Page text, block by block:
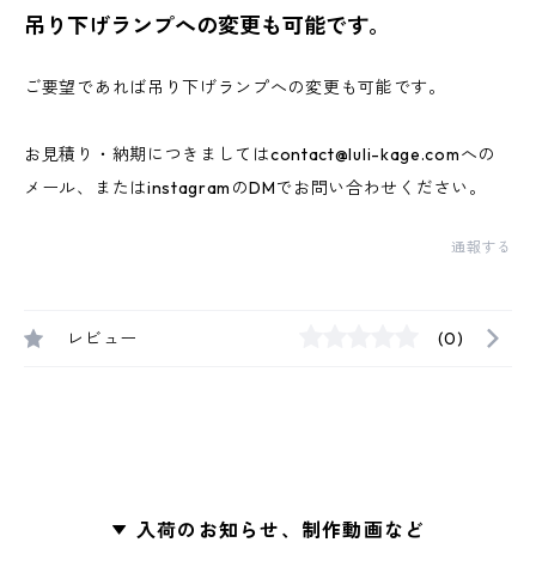
吊り下げランプへの変更も可能です。
ご要望であれば吊り下げランプへの変更も可能です。
お見積り・納期につきましてはcontact@luli-kage.comへの
メール、またはinstagramのDMでお問い合わせください。
通報する
レビュー (0)
入荷のお知らせ、制作動画など